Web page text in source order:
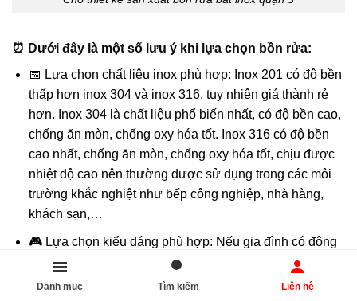
⏰ Dưới đây là một số lưu ý khi lựa chọn bồn rửa:
📅 Lựa chọn chất liệu inox phù hợp: Inox 201 có độ bền
thấp hơn inox 304 và inox 316, tuy nhiên giá thành rẻ
hơn. Inox 304 là chất liệu phổ biến nhất, có độ bền cao,
chống ăn mòn, chống oxy hóa tốt. Inox 316 có độ bền
cao nhất, chống ăn mòn, chống oxy hóa tốt, chịu được
nhiệt độ cao nên thường được sử dụng trong các môi
trường khắc nghiệt như bếp công nghiệp, nhà hàng,
khách sạn,…
🎮 Lựa chọn kiểu dáng phù hợp: Nếu gia đình có đông
thành viên hoặc thường xuyên nấu nướng, bạn nên lựa
chọn bồn rửa chén công nghiệp đôi hoặc bồn rửa chén
Danh mục Tìm kiếm Liên hệ